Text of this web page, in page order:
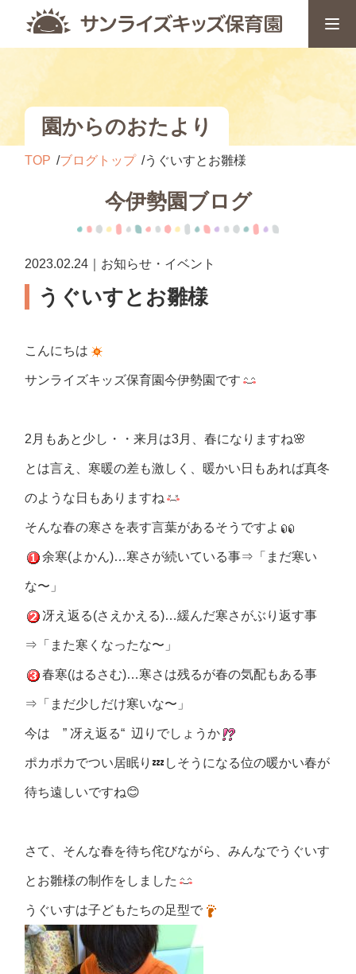
園からのおたより
TOP ブログトップ うぐいすとお雛様
今伊勢園ブログ
2023.02.24｜お知らせ・イベント
うぐいすとお雛様
こんにちは
サンライズキッズ保育園今伊勢園です
2月もあと少し・・来月は3月、春になりますね🌸
とは言え、寒暖の差も激しく、暖かい日もあれば真冬
のような日もありますね
そんな春の寒さを表す言葉があるそうですよ
余寒(よかん)…寒さが続いている事⇒「まだ寒い
な〜」
冴え返る(さえかえる)…緩んだ寒さがぶり返す事
⇒「また寒くなったな〜」
春寒(はるさむ)…寒さは残るが春の気配もある事
⇒「まだ少しだけ寒いな〜」
今は ” 冴え返る“ 辺りでしょうか
ポカポカでつい居眠り💤しそうになる位の暖かい春が
待ち遠しいですね😊
さて、そんな春を待ち侘びながら、みんなでうぐいす
とお雛様の制作をしました
うぐいすは子どもたちの足型で